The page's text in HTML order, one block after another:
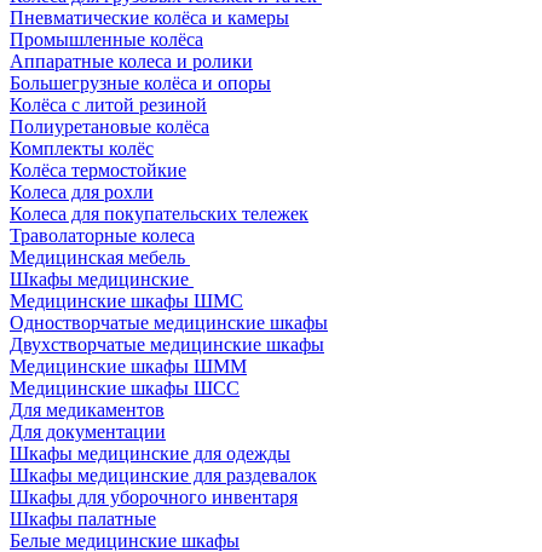
Пневматические колёса и камеры
Промышленные колёса
Аппаратные колеса и ролики
Большегрузные колёса и опоры
Колёса с литой резиной
Полиуретановые колёса
Комплекты колёс
Колёса термостойкие
Колеса для рохли
Колеса для покупательских тележек
Траволаторные колеса
Медицинская мебель
Шкафы медицинские
Медицинские шкафы ШМС
Одностворчатые медицинские шкафы
Двухстворчатые медицинские шкафы
Медицинские шкафы ШММ
Медицинские шкафы ШСС
Для медикаментов
Для документации
Шкафы медицинские для одежды
Шкафы медицинские для раздевалок
Шкафы для уборочного инвентаря
Шкафы палатные
Белые медицинские шкафы